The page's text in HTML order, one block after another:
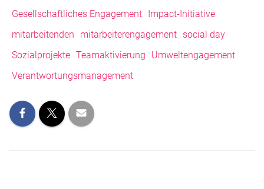
Gesellschaftliches Engagement
Impact-Initiative
mitarbeitenden
mitarbeiterengagement social day
Sozialprojekte Teamaktivierung
Umweltengagement
Verantwortungsmanagement